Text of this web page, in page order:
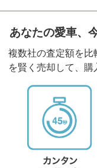
あなたの愛車、
複数社の査定額を
を賢く売却して、購